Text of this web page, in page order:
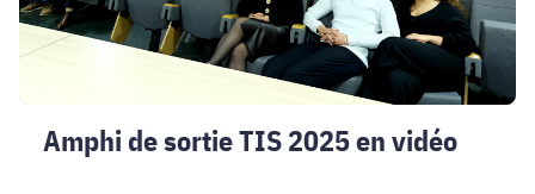
Amphi de sortie TIS 2025 en vidéo